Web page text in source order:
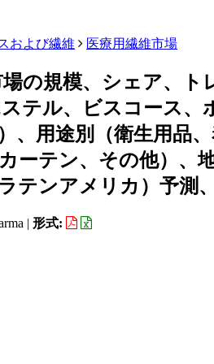
および繊維 医療用繊維市場
の規模、シェア、ト
テル、ビスコース
、用途別（衛生用品
ーテン、その他）、
テンアメリカ）予測
| 形式: